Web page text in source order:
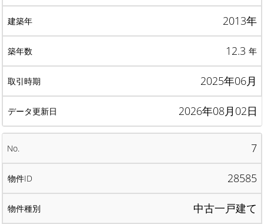
2013年
12.3 年
2025年06月
2026年08月02日
7
28585
中古一戸建て